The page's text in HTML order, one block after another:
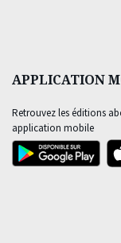
APPLICATION
Retrouvez les éditions
application mobile